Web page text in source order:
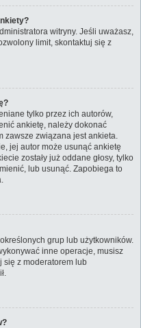
witryny. Jeśli uważasz,
limit, skontaktuj się z
tylko przez ich autorów,
ankietę, należy dokonać
zawsze związana jest ankieta.
jej autor może usunąć ankietę
zostały już oddane głosy, tylko
lub usunąć. Zapobiega to
grup lub użytkowników.
inne operacje, musisz
się z moderatorem lub